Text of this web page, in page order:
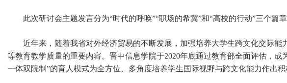
此次研讨会主题发言分为“时代的呼唤”“职场的希冀”和“高校的行动”三个篇
近年来，随着我省对外经济贸易的不断发展，加强培养大学生跨文化交际能
等教育教学质量的重要内容。晋中信息学院于2020年底通过教育部全面评估，
一体双院制”的育人模式为全方位、多角度培养学生国际视野与跨文化能力作出积